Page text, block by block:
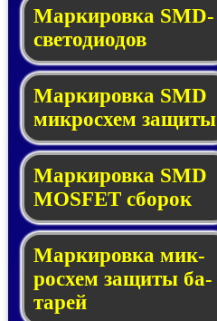
Маркировка SMD-
све­то­дио­дов
Мар­ки­ров­ка SMD
мик­рос­хем защиты
Мар­ки­ров­ка SMD
MOSFET сбо­рок
Мар­ки­ров­ка мик­
ро­схем за­щи­ты ба­
та­рей